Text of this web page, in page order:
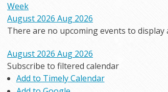
Week
August 2026 Aug 2026
There are no upcoming events to display
August 2026 Aug 2026
Subscribe to filtered calendar
Add to Timely Calendar